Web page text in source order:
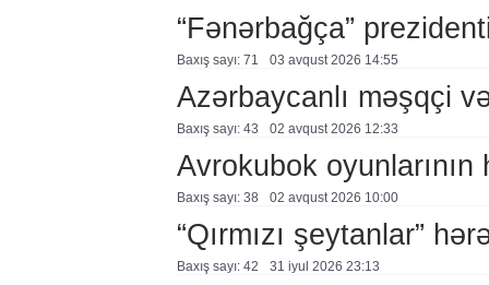
“Fənərbağça”
Baxış sayı: 71 03 avqust 2026 14:55
Azərbaycanlı məşqçi
Baxış sayı: 43 02 avqust 2026 12:33
Avrokubok
Baxış sayı: 38 02 avqust 2026 10:00
“Qırmızı şeytanlar”
Baxış sayı: 42 31 i̇yul 2026 23:13